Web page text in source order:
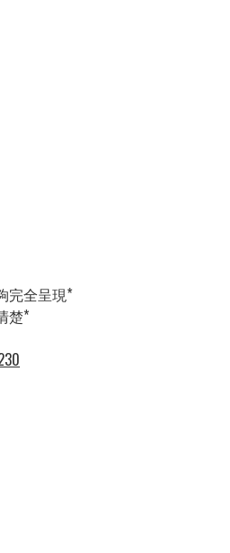
完全呈現*
楚*